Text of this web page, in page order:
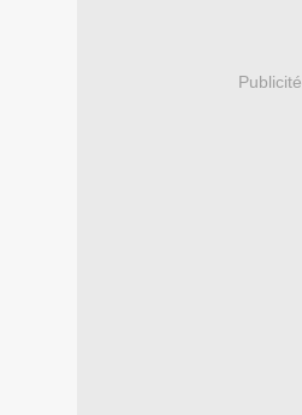
Publicité